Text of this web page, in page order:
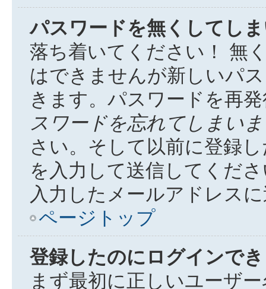
パスワードを無くしてし
落ち着いてください！ 無
はできませんが新しいパ
きます。パスワードを再
スワードを忘れてしまい
さい。そして以前に登録
を入力して送信してくだ
入力したメールアドレス
ページトップ
登録したのにログインで
まず最初に正しいユーザ